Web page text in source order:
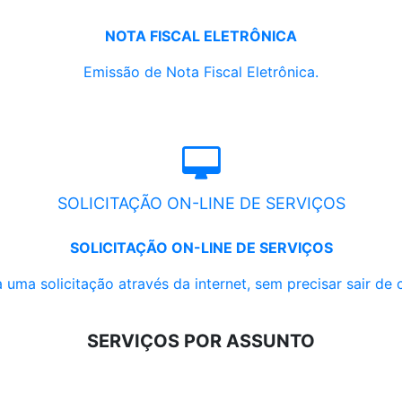
NOTA FISCAL ELETRÔNICA
Emissão de Nota Fiscal Eletrônica.
SOLICITAÇÃO ON-LINE DE SERVIÇOS
SOLICITAÇÃO ON-LINE DE SERVIÇOS
uma solicitação através da internet, sem precisar sair de
SERVIÇOS POR ASSUNTO